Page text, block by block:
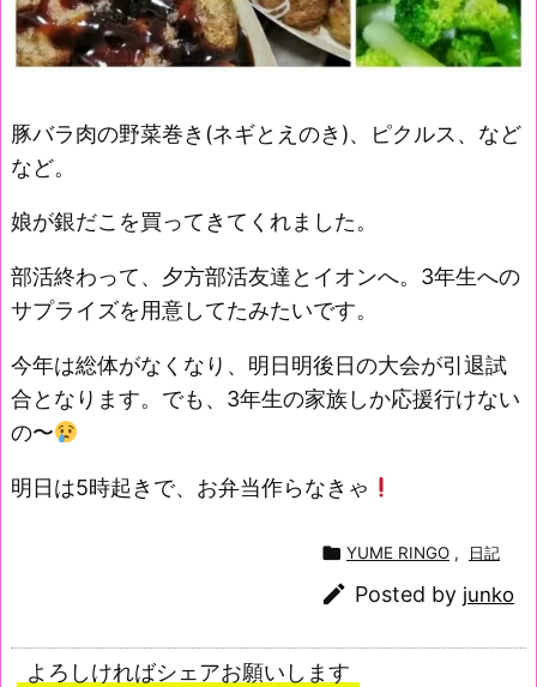
豚バラ肉の野菜巻き(ネギとえのき)、ピクルス、など
など。
娘が銀だこを買ってきてくれました。
部活終わって、夕方部活友達とイオンへ。3年生への
サプライズを用意してたみたいです。
今年は総体がなくなり、明日明後日の大会が引退試
合となります。でも、3年生の家族しか応援行けない
の〜
明日は5時起きで、お弁当作らなきゃ
 YUME RINGO , 日記
 Posted by junko
よろしければシェアお願いします